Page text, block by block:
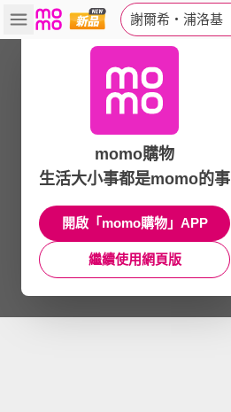
謝爾希‧浦洛基
momo購物
生活大小事都是momo的事
開啟「momo購物」APP
繼續使用網頁版